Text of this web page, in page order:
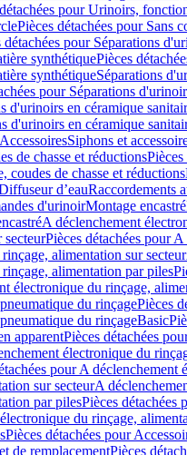
pour Urinoirs,
Pièces détachées pour Sans
détachées pour Séparations
synthétiquePièces
synthétiqueSéparations
pour Séparations
d'urinoirs en céramique
d'urinoirs en céramique
Siphons et
de chasse et réductions
coudes de chasse et réductions
d’eauRaccordements
d'urinoirMontage encastré
A déclenchement
secteurPièces détachées pour
alimentation sur secteur
alimentation par piles
électronique du rinçage,
du rinçagePièces
du rinçageBasic
apparentPièces détachées
électronique du
pour A déclenchement
sur secteurA
par pilesPièces détachées
du rinçage,
Pièces détachées pour
de remplacementPièces